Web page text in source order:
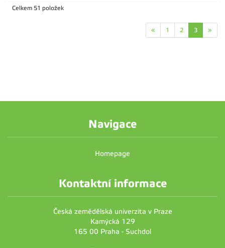
Celkem 51 položek
« 1 2 3 »
Navigace
Homepage
Kontaktní informace
Česká zemědělská univerzita v Praze
Kamýcká 129
165 00 Praha - Suchdol